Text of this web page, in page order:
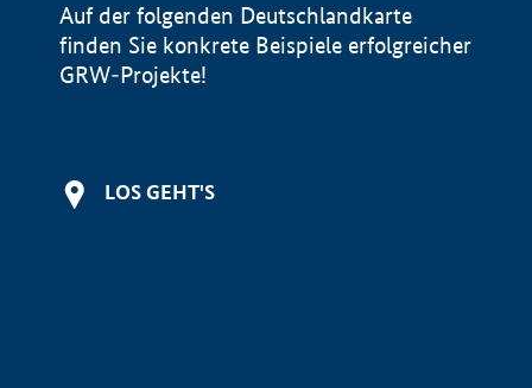
Auf der folgenden Deutschlandkarte
finden Sie konkrete Beispiele erfolgreicher
GRW-Projekte!
LOS GEHT'S